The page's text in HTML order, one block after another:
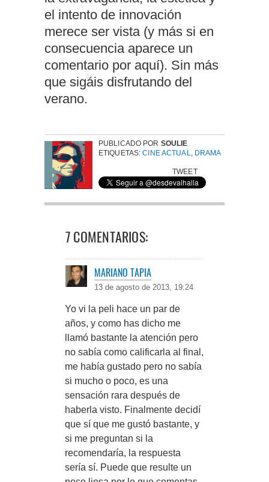
el intento de innovación
merece ser vista (y más si en
consecuencia aparece un
comentario por aquí). Sin más
que sigáis disfrutando del
verano.
PUBLICADO POR SOULIE
ETIQUETAS:CINE ACTUAL DRAMA
TWEET
7 COMENTARIOS:
MARIANO TAPIA
13 de agosto de 2013, 19:24
Yo vi la peli hace un par de
años, y como has dicho me
llamó bastante la atención pero
no sabía como calificarla al final,
me había gustado pero no sabía
si mucho o poco, es una
sensación rara después de
haberla visto. Finalmente decidí
que sí que me gustó bastante, y
si me preguntan si la
recomendaría, la respuesta
sería sí. Puede que resulte un